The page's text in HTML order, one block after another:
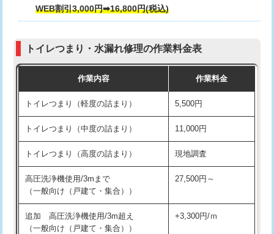
WEB割引3,000円➡16,800円(税込)
トイレつまり・水漏れ修理の作業料金表
作業内容 作業料金
トイレつまり（軽度の詰まり） 5,500円
トイレつまり（中度の詰まり） 11,000円
トイレつまり（高度の詰まり） 現地調査
高圧洗浄機使用/3mまで
（一般向け（戸建て・集合））
27,500円～
追加 高圧洗浄機使用/3m超え
（一般向け（戸建て・集合））
+3,300円/ｍ